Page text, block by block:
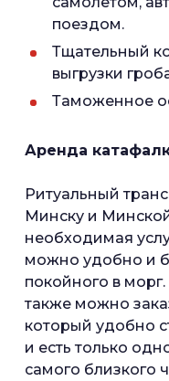
поездом.
Тщательный
выгрузки
Таможенное
Аренда
Ритуальный
Минску и
необходимая
можно удобно и
покойного в
также можно
который удобно
и есть только
самого близкого